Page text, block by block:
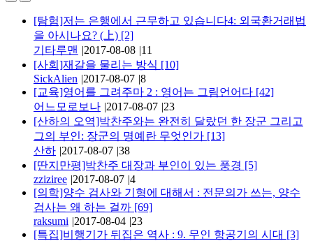
[탐험]저는 은행에서 근무하고 있습니다4: 외국환거래법
을 아시나요? (上) [2]
기타루맨 |2017-08-08 |11
[사회]재갈을 물리는 방식 [10]
SickAlien |2017-08-07 |8
[교육]영어를 그려주마 2 : 영어는 그림언어다 [42]
어느모로보나 |2017-08-07 |23
[산하의 오역]박찬주와는 완전히 달랐던 한 장군 그리고
그의 부인: 장군의 명예란 무엇인가 [13]
산하 |2017-08-07 |38
[딴지만평]박찬주 대장과 부인이 있는 풍경 [5]
zziziree |2017-08-07 |4
[의학]양수 검사와 기형에 대해서 : 전문의가 쓰는, 양수
검사는 왜 하는 걸까 [69]
raksumi |2017-08-04 |23
[특집]비행기가 뒤집은 역사 : 9. 무인 항공기의 시대 [3]